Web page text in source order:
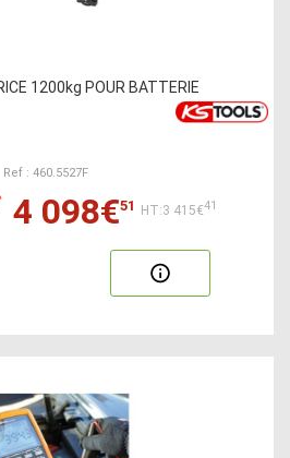
1200kg POUR BATTERIE
Ref : 460.5527F
4 098€51 HT:3 415€41